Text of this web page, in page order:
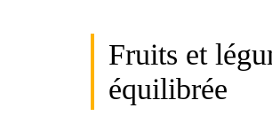
Fruits et
équilibrée